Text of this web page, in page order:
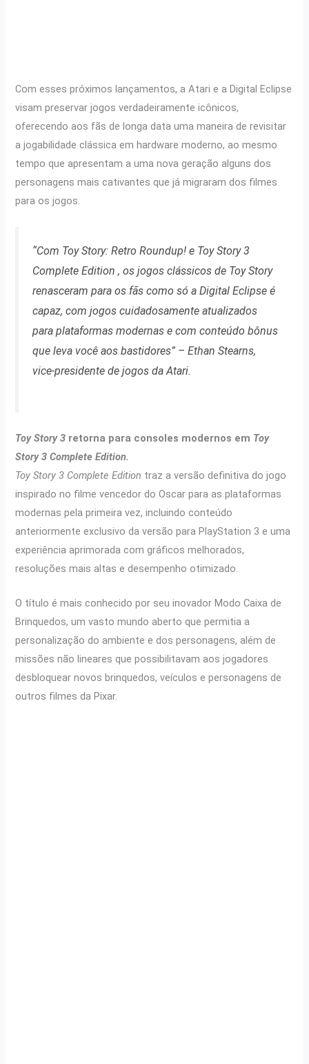
Com esses próximos lançamentos, a Atari e a Digital Eclipse
visam preservar jogos verdadeiramente icônicos,
oferecendo aos fãs de longa data uma maneira de revisitar
a jogabilidade clássica em hardware moderno, ao mesmo
tempo que apresentam a uma nova geração alguns dos
personagens mais cativantes que já migraram dos filmes
para os jogos.
“Com Toy Story: Retro Roundup! e Toy Story 3
Complete Edition , os jogos clássicos de Toy Story
renasceram para os fãs como só a Digital Eclipse é
capaz, com jogos cuidadosamente atualizados
para plataformas modernas e com conteúdo bônus
que leva você aos bastidores” – Ethan Stearns,
vice-presidente de jogos da Atari.
Toy Story 3 retorna para consoles modernos em Toy
Story 3 Complete Edition.
Toy Story 3 Complete Edition traz a versão definitiva do jogo
inspirado no filme vencedor do Oscar para as plataformas
modernas pela primeira vez, incluindo conteúdo
anteriormente exclusivo da versão para PlayStation 3 e uma
experiência aprimorada com gráficos melhorados,
resoluções mais altas e desempenho otimizado.
O título é mais conhecido por seu inovador Modo Caixa de
Brinquedos, um vasto mundo aberto que permitia a
personalização do ambiente e dos personagens, além de
missões não lineares que possibilitavam aos jogadores
desbloquear novos brinquedos, veículos e personagens de
outros filmes da Pixar.